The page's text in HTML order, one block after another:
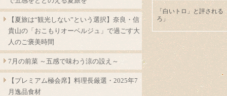
「白いトロ」と評され
ろ」
【夏旅は“観光しない”という選択】奈良・信
貴山の「おこもりオーベルジュ」で過ごす大
人のご褒美時間
7月の前菜 ～五感で味わう涼の設え～
【プレミアム極会席】料理長厳選・2025年7
月逸品食材